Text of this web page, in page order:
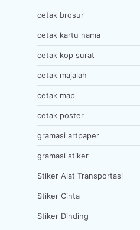
cetak brosur
cetak kartu nama
cetak kop surat
cetak majalah
cetak map
cetak poster
gramasi artpaper
gramasi stiker
Stiker Alat Transportasi
Stiker Cinta
Stiker Dinding